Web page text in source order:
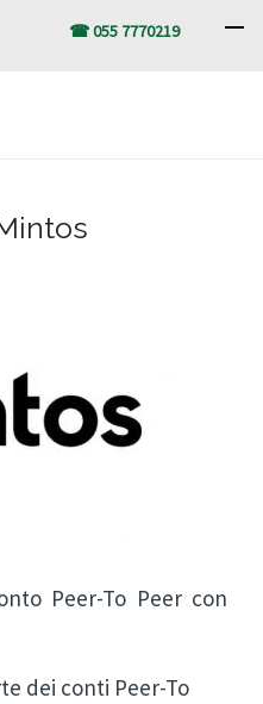
☎ 055 7770219
Peer-To Peer con
dei conti Peer-To